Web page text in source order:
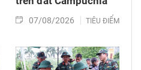
07/08/2026 TIÊU ĐIỂM